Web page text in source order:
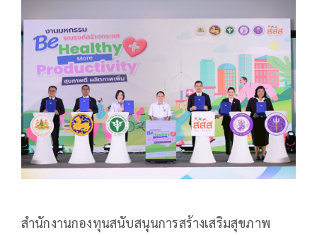
สำนักงานกองทุนสนับสนุนการสร้างเสริมสุขภาพ